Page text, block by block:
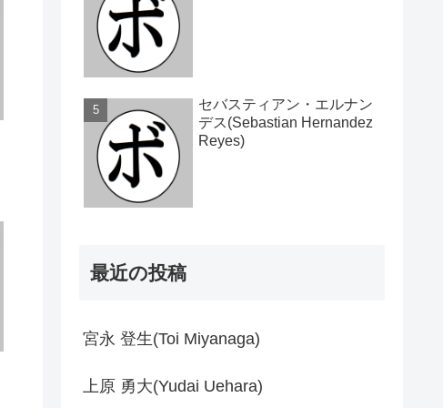
セバスティアン・エルナン
デス(Sebastian Hernandez
Reyes)
最近の投稿
宮永 登生(Toi Miyanaga)
上原 勇大(Yudai Uehara)